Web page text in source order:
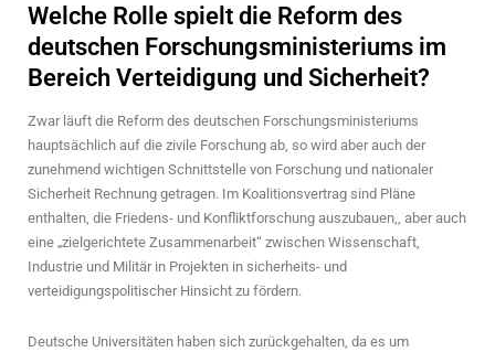
Welche Rolle spielt die Reform des
deutschen Forschungsministeriums im
Bereich Verteidigung und Sicherheit?
Zwar läuft die Reform des deutschen Forschungsministeriums
hauptsächlich auf die zivile Forschung ab, so wird aber auch der
zunehmend wichtigen Schnittstelle von Forschung und nationaler
Sicherheit Rechnung getragen. Im Koalitionsvertrag sind Pläne
enthalten, die Friedens- und Konfliktforschung auszubauen,, aber auch
eine „zielgerichtete Zusammenarbeit“ zwischen Wissenschaft,
Industrie und Militär in Projekten in sicherheits- und
verteidigungspolitischer Hinsicht zu fördern.
Deutsche Universitäten haben sich zurückgehalten, da es um